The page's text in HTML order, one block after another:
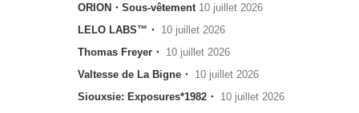
ORION・Sous-vêtement 10 juillet 2026
LELO LABS™・ 10 juillet 2026
Thomas Freyer・ 10 juillet 2026
Valtesse de La Bigne・ 10 juillet 2026
Siouxsie: Exposures*1982・ 10 juillet 2026